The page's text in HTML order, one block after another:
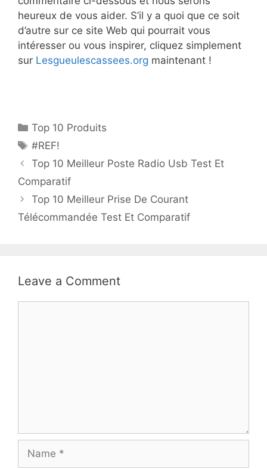
heureux de vous aider. S’il y a quoi que ce soit
d’autre sur ce site Web qui pourrait vous
intéresser ou vous inspirer, cliquez simplement
sur Lesgueulescassees.org maintenant !
Top 10 Produits
#REF!
Top 10 Meilleur Poste Radio Usb Test Et
Comparatif
Top 10 Meilleur Prise De Courant
Télécommandée Test Et Comparatif
Leave a Comment